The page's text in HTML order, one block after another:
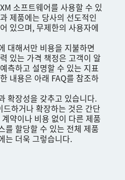
소프트웨어를 사용할 수 있
제품에는 당사의 선도적인
있으며, 무제한의 사용자에
대해서만 비용을 지불하면
있는 가격 책정은 고객이 알
측하고 설명할 수 있는 지표
내용은 아래 FAQ를 참조하
확장성을 갖추고 있습니다.
하거나 확장하는 것은 간단
약이나 비용 없이 다른 제품
를 할당할 수 있는 전체 제품
는 더욱 그렇습니다.